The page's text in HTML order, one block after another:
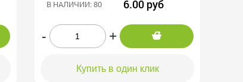
В НАЛИЧИИ: 80
6.00 руб
- +
Купить в один клик